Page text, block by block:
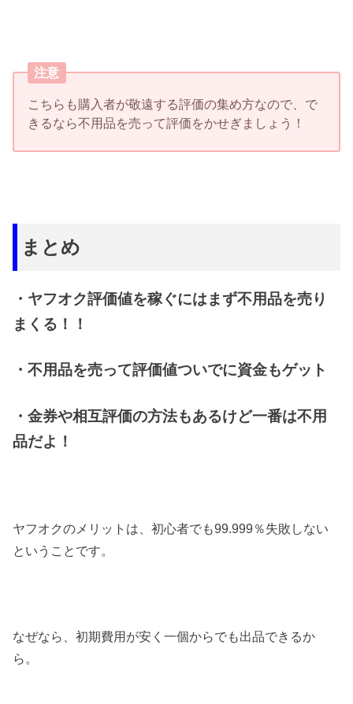
注意
こちらも購入者が敬遠する評価の集め方なので、で
きるなら不用品を売って評価をかせぎましょう！
まとめ
・ヤフオク評価値を稼ぐにはまず不用品を売り
まくる！！
・不用品を売って評価値ついでに資金もゲット
・金券や相互評価の方法もあるけど一番は不用
品だよ！
ヤフオクのメリットは、初心者でも99.999％失敗しない
ということです。
なぜなら、初期費用が安く一個からでも出品できるか
ら。